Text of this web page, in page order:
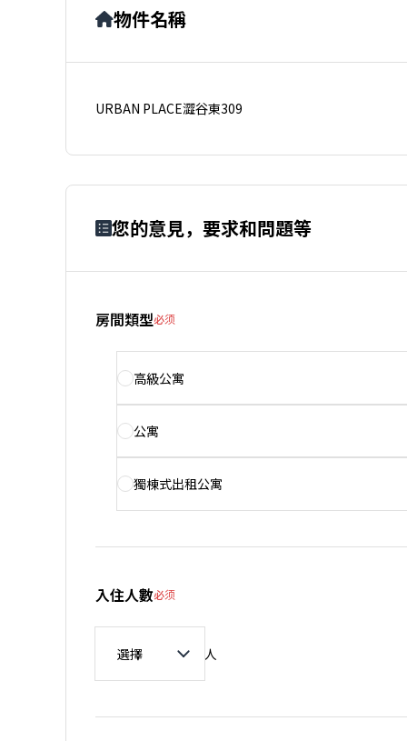
物件名稱
URBAN PLACE澀谷東309
您的意見，要求和問題等
房間類型必须
高級公寓
公寓
獨棟式出租公寓
入住人數必须
人